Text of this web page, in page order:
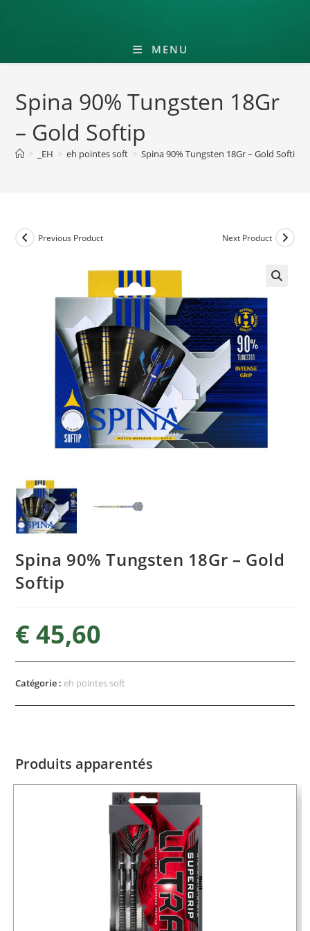
MENU
Spina 90% Tungsten 18Gr
– Gold Softip
> _EH > eh pointes soft > Spina 90% Tungsten 18Gr – Gold Softip
Previous Product Next Product
Spina 90% Tungsten 18Gr – Gold
Softip
€45,60
Catégorie : eh pointes soft
Produits apparentés